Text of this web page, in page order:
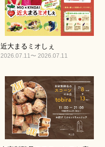
近大まるミオしぇ
2026.07.11〜 2026.07.11